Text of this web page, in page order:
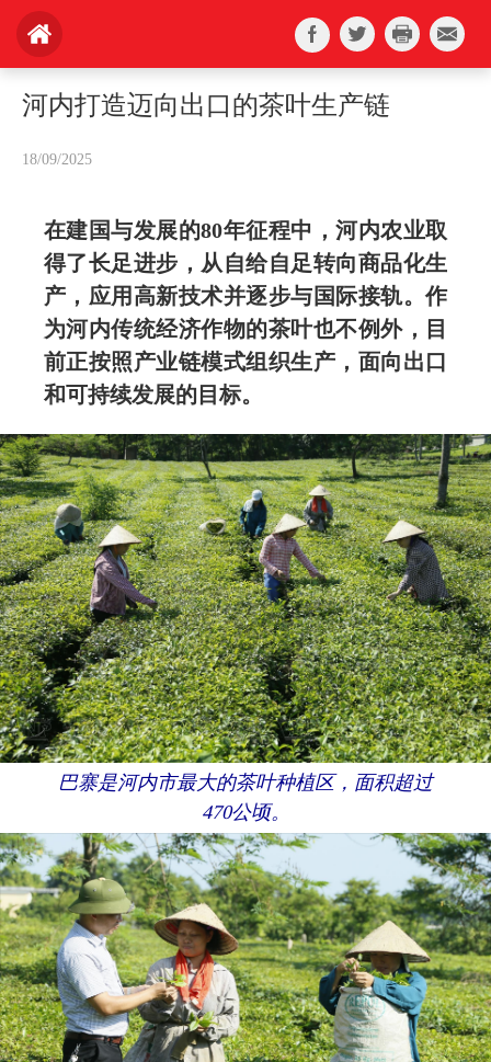
河内打造迈向出口的茶叶生产链
18/09/2025
在建国与发展的80年征程中，河内农业取
得了长足进步，从自给自足转向商品化生
产，应用高新技术并逐步与国际接轨。作
为河内传统经济作物的茶叶也不例外，目
前正按照产业链模式组织生产，面向出口
和可持续发展的目标。
巴寨是河内市最大的茶叶种植区，面积超过
470公顷。